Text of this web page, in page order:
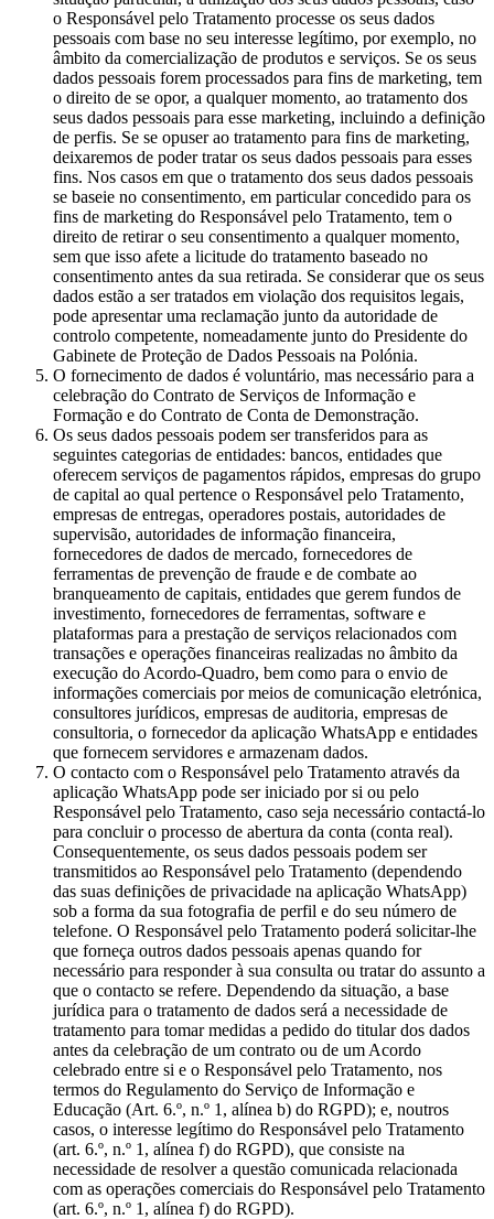
o Responsável pelo Tratamento processe os seus dados
pessoais com base no seu interesse legítimo, por exemplo, no
âmbito da comercialização de produtos e serviços. Se os seus
dados pessoais forem processados para fins de marketing, tem
o direito de se opor, a qualquer momento, ao tratamento dos
seus dados pessoais para esse marketing, incluindo a definição
de perfis. Se se opuser ao tratamento para fins de marketing,
deixaremos de poder tratar os seus dados pessoais para esses
fins. Nos casos em que o tratamento dos seus dados pessoais
se baseie no consentimento, em particular concedido para os
fins de marketing do Responsável pelo Tratamento, tem o
direito de retirar o seu consentimento a qualquer momento,
sem que isso afete a licitude do tratamento baseado no
consentimento antes da sua retirada. Se considerar que os seus
dados estão a ser tratados em violação dos requisitos legais,
pode apresentar uma reclamação junto da autoridade de
controlo competente, nomeadamente junto do Presidente do
Gabinete de Proteção de Dados Pessoais na Polónia.
O fornecimento de dados é voluntário, mas necessário para a
celebração do Contrato de Serviços de Informação e
Formação e do Contrato de Conta de Demonstração.
Os seus dados pessoais podem ser transferidos para as
seguintes categorias de entidades: bancos, entidades que
oferecem serviços de pagamentos rápidos, empresas do grupo
de capital ao qual pertence o Responsável pelo Tratamento,
empresas de entregas, operadores postais, autoridades de
supervisão, autoridades de informação financeira,
fornecedores de dados de mercado, fornecedores de
ferramentas de prevenção de fraude e de combate ao
branqueamento de capitais, entidades que gerem fundos de
investimento, fornecedores de ferramentas, software e
plataformas para a prestação de serviços relacionados com
transações e operações financeiras realizadas no âmbito da
execução do Acordo-Quadro, bem como para o envio de
informações comerciais por meios de comunicação eletrónica,
consultores jurídicos, empresas de auditoria, empresas de
consultoria, o fornecedor da aplicação WhatsApp e entidades
que fornecem servidores e armazenam dados.
O contacto com o Responsável pelo Tratamento através da
aplicação WhatsApp pode ser iniciado por si ou pelo
Responsável pelo Tratamento, caso seja necessário contactá-lo
para concluir o processo de abertura da conta (conta real).
Consequentemente, os seus dados pessoais podem ser
transmitidos ao Responsável pelo Tratamento (dependendo
das suas definições de privacidade na aplicação WhatsApp)
sob a forma da sua fotografia de perfil e do seu número de
telefone. O Responsável pelo Tratamento poderá solicitar-lhe
que forneça outros dados pessoais apenas quando for
necessário para responder à sua consulta ou tratar do assunto a
que o contacto se refere. Dependendo da situação, a base
jurídica para o tratamento de dados será a necessidade de
tratamento para tomar medidas a pedido do titular dos dados
antes da celebração de um contrato ou de um Acordo
celebrado entre si e o Responsável pelo Tratamento, nos
termos do Regulamento do Serviço de Informação e
Educação (Art. 6.º, n.º 1, alínea b) do RGPD); e, noutros
casos, o interesse legítimo do Responsável pelo Tratamento
(art. 6.º, n.º 1, alínea f) do RGPD), que consiste na
necessidade de resolver a questão comunicada relacionada
com as operações comerciais do Responsável pelo Tratamento
(art. 6.º, n.º 1, alínea f) do RGPD).